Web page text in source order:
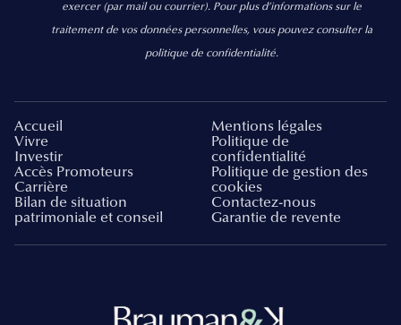
exercer (par mail ou courrier). Pour plus d’informations sur le
traitement de vos données personnelles, vous pouvez consulter la
politique de confidentialité.
Accueil
Vivre
Investir
Accès Promoteurs
Carrière
Bilan de situation
patrimoniale et conseil
Mentions légales
Politique de
confidentialité
Politique de gestion des
cookies
Contactez-nous
Garantie de revente